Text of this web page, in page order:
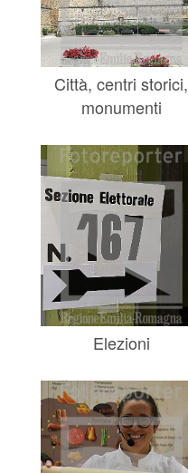
Città, centri storici,
monumenti
Elezioni